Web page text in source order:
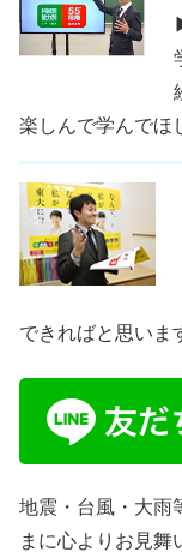
楽しんで学んでほ
できればと思いま
地震・台風・大雨
まに心よりお見舞